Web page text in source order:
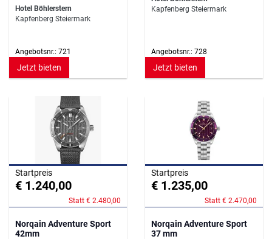
Hotel Böhlerstern
Kapfenberg Steiermark
Angebotsnr.: 721
Jetzt bieten
Kapfenberg Steiermark
Angebotsnr.: 728
Jetzt bieten
Startpreis
€ 1.240,00
Statt € 2.480,00
Norqain Adventure Sport
42mm
Startpreis
€ 1.235,00
Statt € 2.470,00
Norqain Adventure Sport
37 mm